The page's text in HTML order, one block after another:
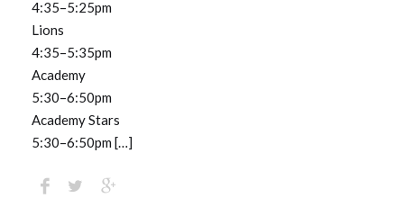
4:35–5:25pm
Lions
4:35–5:35pm
Academy
5:30–6:50pm
Academy Stars
5:30–6:50pm […]